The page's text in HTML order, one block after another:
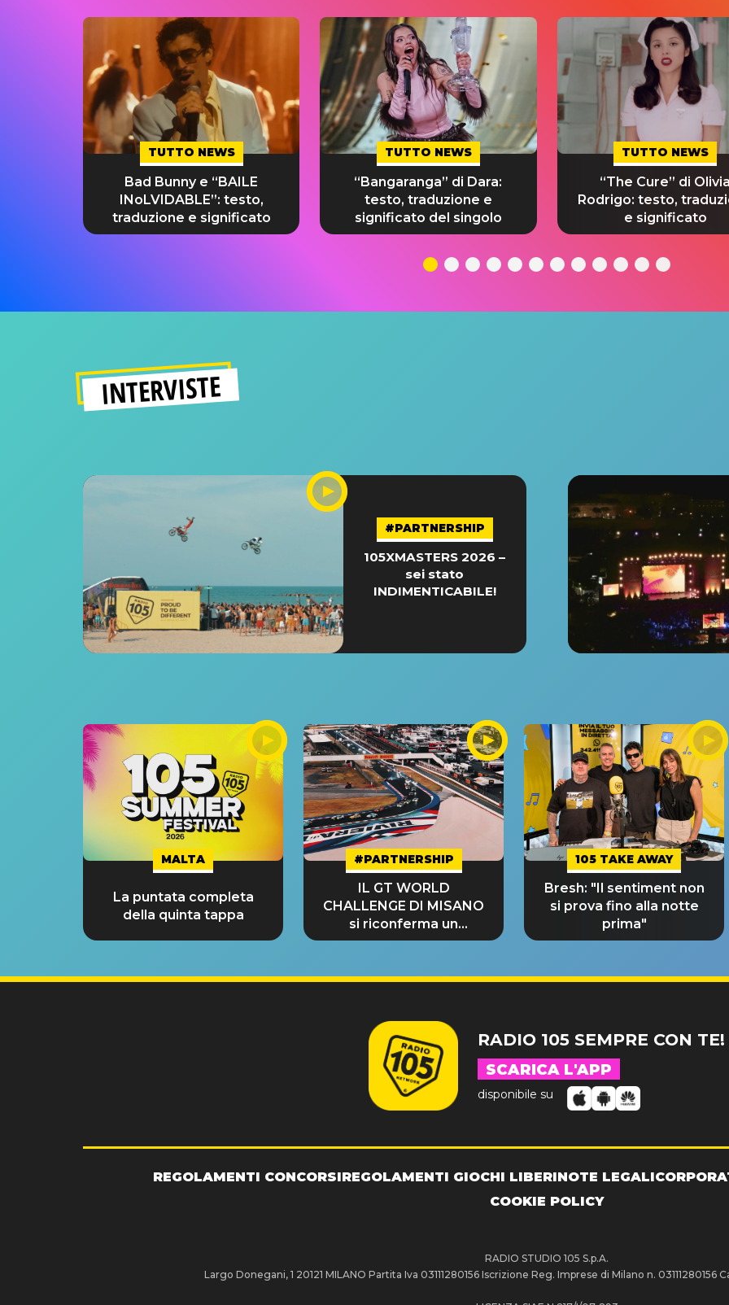
TUTTO NEWS
Bad Bunny e “BAILE
INoLVIDABLE”: testo,
traduzione e significato
TUTTO NEWS
“Bangaranga” di Dara:
testo, traduzione e
significato del singolo
TUTTO NEWS
“The Cure” di Olivia
Rodrigo: testo,
e significato
INTERVISTE
#PARTNERSHIP
105XMASTERS 2026 –
sei stato
INDIMENTICABILE!
MALTA
La puntata completa
della quinta tappa
#PARTNERSHIP
IL GT WORLD
CHALLENGE DI MISANO
si riconferma un
GRANDE SUCCESSO!
105 TAKE AWAY
Bresh: "Il sentiment non
si prova fino alla notte
prima"
RADIO 105 SEMPRE CON TE!
SCARICA L'APP
disponibile su
REGOLAMENTI CONCORSIREGOLAMENTI GIOCHI LIBERINOTE LEGALI
COOKIE POLICY
RADIO STUDIO 105 S.p.A.
Largo Donegani, 1 20121 MILANO Partita Iva 03111280156 Iscrizione Reg. Imprese di Milano n.